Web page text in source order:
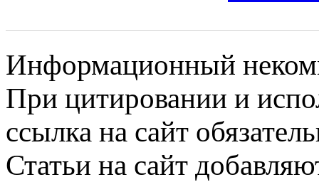
Информационный
При цитировании и
ссылка на сайт
Статьи на сайт